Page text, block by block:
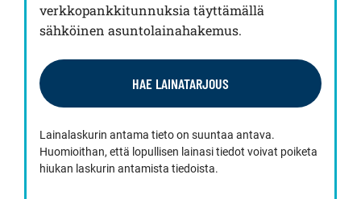
verkkopankkitunnuksia täyttämällä
sähköinen asuntolainahakemus.
HAE LAINATARJOUS
Lainalaskurin antama tieto on suuntaa antava.
Huomioithan, että lopullisen lainasi tiedot voivat poiketa
hiukan laskurin antamista tiedoista.